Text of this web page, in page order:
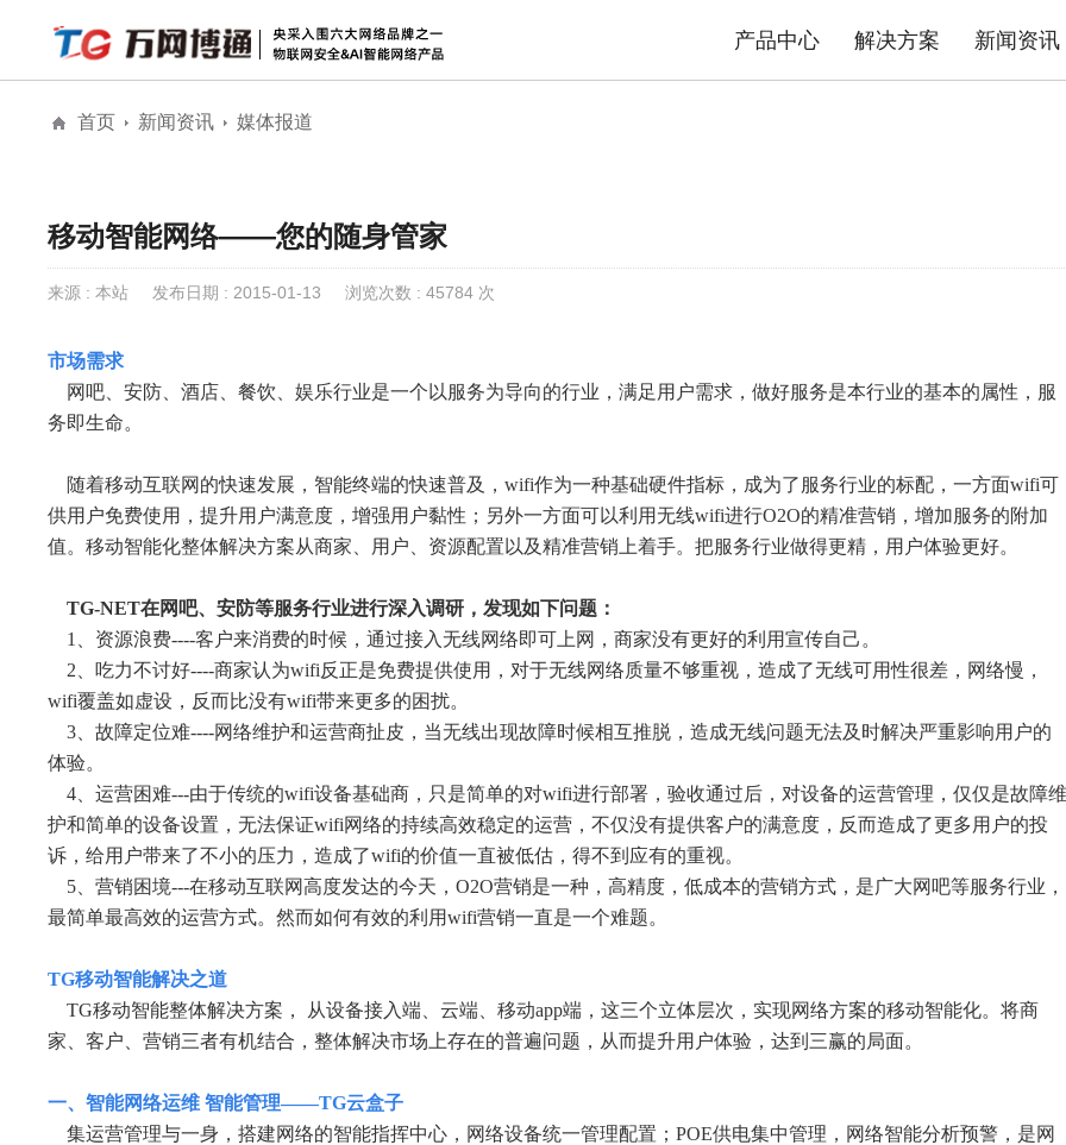
产品中心 解决方案
解决方案
城市级公共大屏内容安全解决方案
新闻资讯
首页 新闻资讯 媒体报道
移动智能网络——您的随身管家
来源 : 本站 发布日期 : 2015-01-13 浏览次数 : 45784 次
市场需求
网吧、安防、酒店、餐饮、娱乐行业是一个以服务为导向的行业，满足用户需求，做好服务是本行业的基本的属性，服
务即生命。
随着移动互联网的快速发展，智能终端的快速普及，wifi作为一种基础硬件指标，成为了服务行业的标配，一方面wifi可
供用户免费使用，提升用户满意度，增强用户黏性；另外一方面可以利用无线wifi进行O2O的精准营销，增加服务的附加
值。移动智能化整体解决方案从商家、用户、资源配置以及精准营销上着手。把服务行业做得更精，用户体验更好。
TG-NET在网吧、安防等服务行业进行深入调研，发现如下问题：
1、资源浪费----客户来消费的时候，通过接入无线网络即可上网，商家没有更好的利用宣传自己。
2、吃力不讨好----商家认为wifi反正是免费提供使用，对于无线网络质量不够重视，造成了无线可用性很差，网络慢，
wifi覆盖如虚设，反而比没有wifi带来更多的困扰。
3、故障定位难----网络维护和运营商扯皮，当无线出现故障时候相互推脱，造成无线问题无法及时解决严重影响用户的
体验。
4、运营困难---由于传统的wifi设备基础商，只是简单的对wifi进行部署，验收通过后，对设备的运营管理，仅仅是故障
护和简单的设备设置，无法保证wifi网络的持续高效稳定的运营，不仅没有提供客户的满意度，反而造成了更多用户的投
诉，给用户带来了不小的压力，造成了wifi的价值一直被低估，得不到应有的重视。
5、营销困境---在移动互联网高度发达的今天，O2O营销是一种，高精度，低成本的营销方式，是广大网吧等服务行业，
最简单最高效的运营方式。然而如何有效的利用wifi营销一直是一个难题。
TG移动智能解决之道
TG移动智能整体解决方案， 从设备接入端、云端、移动app端，这三个立体层次，实现网络方案的移动智能化。将商
家、客户、营销三者有机结合，整体解决市场上存在的普遍问题，从而提升用户体验，达到三赢的局面。
一、智能网络运维 智能管理——TG云盒子
集运营管理与一身，搭建网络的智能指挥中心，网络设备统一管理配置；POE供电集中管理，网络智能分析预警，是网